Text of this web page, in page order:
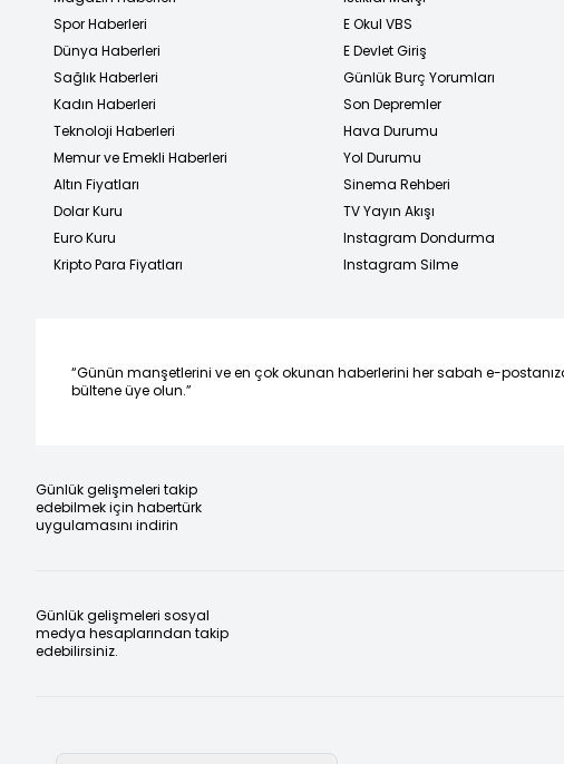
Spor Haberleri
Dünya Haberleri
Sağlık Haberleri
Kadın Haberleri
Teknoloji Haberleri
Memur ve Emekli Haberleri
Altın Fiyatları
Dolar Kuru
Euro Kuru
Kripto Para Fiyatları
E Okul VBS
E Devlet Giriş
Günlük Burç Yorumları
Son Depremler
Hava Durumu
Yol Durumu
Sinema Rehberi
TV Yayın Akışı
Instagram Dondurma
Instagram Silme
“Günün manşetlerini ve en çok okunan haberlerini her sabah e-
bültene üye olun.”
Günlük gelişmeleri takip
edebilmek için habertürk
uygulamasını indirin
Günlük gelişmeleri sosyal
medya hesaplarından takip
edebilirsiniz.